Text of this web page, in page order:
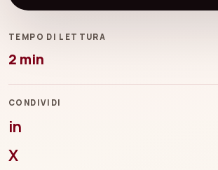
TEMPO DI LETTURA
2 min
CONDIVIDI
in
X